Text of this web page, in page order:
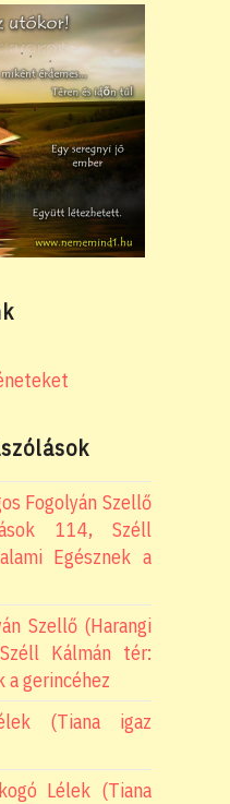
Fogolyán Szellő
114, Széll
Egésznek a
Szellő (Harangi
Kálmán tér:
a gerincéhez
(Tiana igaz
Lélek (Tiana